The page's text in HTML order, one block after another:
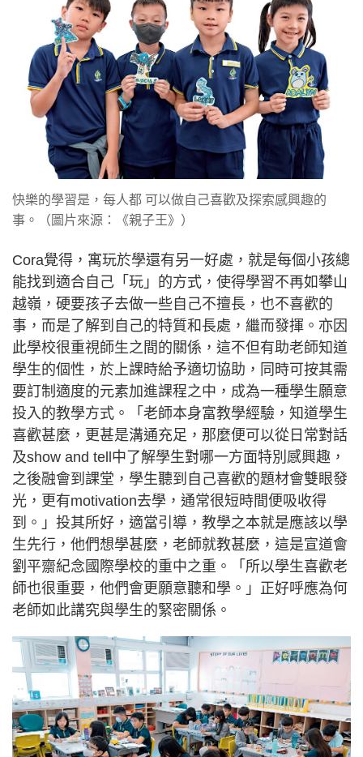
快樂的學習是，每人都 可以做自己喜歡及探索感興趣的
事。（圖片來源：《親子王》）
Cora覺得，寓玩於學還有另一好處，就是每個小孩總
能找到適合自己「玩」的方式，使得學習不再如攀山
越嶺，硬要孩子去做一些自己不擅長，也不喜歡的
事，而是了解到自己的特質和長處，繼而發揮。亦因
此學校很重視師生之間的關係，這不但有助老師知道
學生的個性，於上課時給予適切協助，同時可按其需
要訂制適度的元素加進課程之中，成為一種學生願意
投入的教學方式。「老師本身富教學經驗，知道學生
喜歡甚麼，更甚是溝通充足，那麼便可以從日常對話
及show and tell中了解學生對哪一方面特別感興趣，
之後融會到課堂，學生聽到自己喜歡的題材會雙眼發
光，更有motivation去學，通常很短時間便吸收得
到。」投其所好，適當引導，教學之本就是應該以學
生先行，他們想學甚麼，老師就教甚麼，這是宣道會
劉平齋紀念國際學校的重中之重。「所以學生喜歡老
師也很重要，他們會更願意聽和學。」正好呼應為何
老師如此講究與學生的緊密關係。